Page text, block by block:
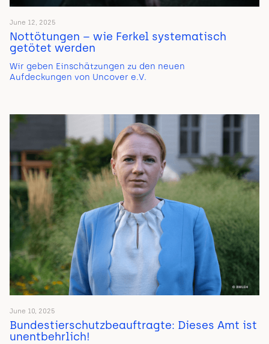
June 12, 2025
Nottötungen – wie Ferkel systematisch
getötet werden
Wir geben Einschätzungen zu den neuen
Aufdeckungen von Uncover e.V.
June 10, 2025
Bundestierschutzbeauftragte: Dieses Amt ist
unentbehrlich!